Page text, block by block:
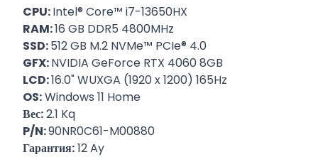
CPU:Intel® Core™ i7-13650HX
RAM:16 GB DDR5 4800MHz
SSD:512 GB M.2 NVMe™ PCIe® 4.0
GFX:NVIDIA GeForce RTX 4060 8GB
LCD:16.0" WUXGA (1920 x 1200) 165Hz
OS:Windows 11 Home
Вес:2.1 Kq
P/N:90NR0C61-M00880
Гарантия:12 Ay